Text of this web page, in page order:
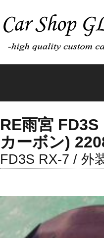
RE雨宮
カーボン)
FD3S RX-7 / 外